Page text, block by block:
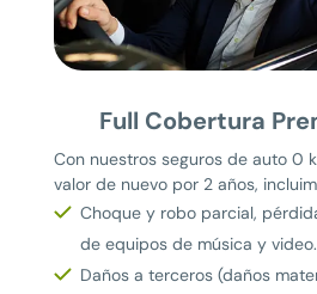
Full Cobertura
Con nuestros seguros de auto 0
valor de nuevo por 2 años,
Choque y robo parcial,
de equipos de música y video.
Daños a terceros (daños